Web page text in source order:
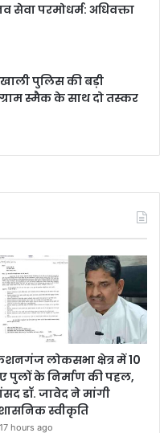
परमोधर्म: अधिवक्ता
पुलिस की बड़ी
ग्राम स्मैक के साथ दो तस्कर
लोकसभा क्षेत्र में 10
पुलों के निर्माण की पहल,
डॉ. जावेद ने मांगी
स्वीकृति
17 hours ago